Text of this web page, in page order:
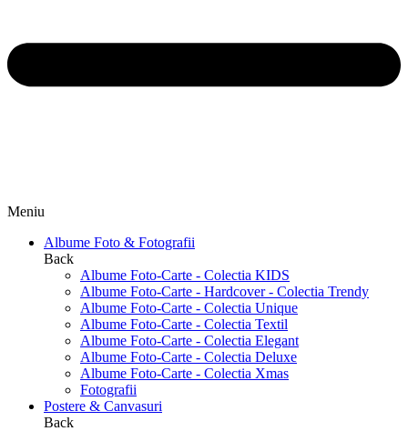
Meniu
Albume Foto & Fotografii
Back
Albume Foto-Carte - Colectia KIDS
Albume Foto-Carte - Hardcover - Colectia Trendy
Albume Foto-Carte - Colectia Unique
Albume Foto-Carte - Colectia Textil
Albume Foto-Carte - Colectia Elegant
Albume Foto-Carte - Colectia Deluxe
Albume Foto-Carte - Colectia Xmas
Fotografii
Postere & Canvasuri
Back